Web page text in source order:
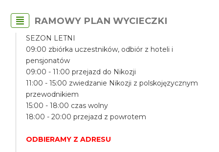
RAMOWY PLAN WYCIECZKI
SEZON LETNI
09:00 zbiórka uczestników, odbiór z hoteli i
pensjonatów
09:00 - 11:00 przejazd do Nikozji
11:00 - 15:00 zwiedzanie Nikozji z polskojęzycznym
przewodnikiem
15:00 - 18:00 czas wolny
18:00 - 20:00 przejazd z powrotem
ODBIERAMY Z ADRESU